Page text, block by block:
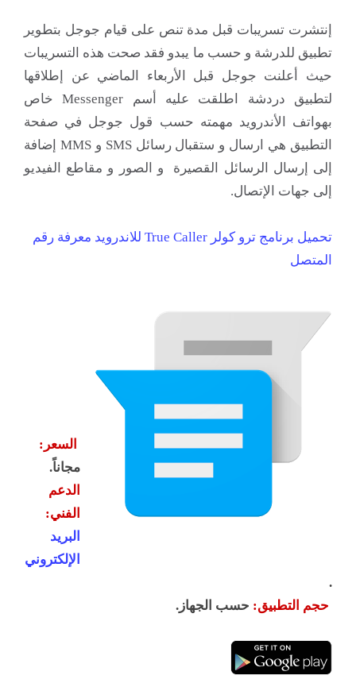
إنتشرت تسريبات قبل مدة تنص على قيام جوجل بتطوير
تطبيق للدرشة و حسب ما يبدو فقد صحت هذه التسريبات
حيث أعلنت جوجل قبل الأربعاء الماضي عن إطلاقها
لتطبيق دردشة اطلقت عليه أسم Messenger خاص
بهواتف الأندرويد مهمته حسب قول جوجل في صفحة
التطبيق هي ارسال و ستقبال رسائل SMS و MMS إضافة
إلى إرسال الرسائل القصيرة و الصور و مقاطع الفيديو
إلى جهات الإتصال.
تحميل برنامج ترو كولر True Caller للاندرويد معرفة رقم
المتصل
السعر:
مجاناً.
الدعم
الفني:
البريد
الإلكتروني
.
حجم التطبيق: حسب الجهاز.